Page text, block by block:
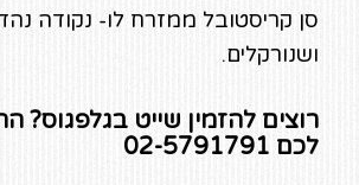
סן קריסטובל ממזרח לו- נקודה
ושנורקלים.
רוצים להזמין שייט בגלפגוס?
לכם 02-5791791